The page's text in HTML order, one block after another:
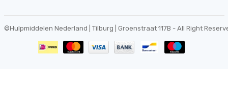
©Hulpmiddelen Nederland | Tilburg | Groenstraat 117B - All Right